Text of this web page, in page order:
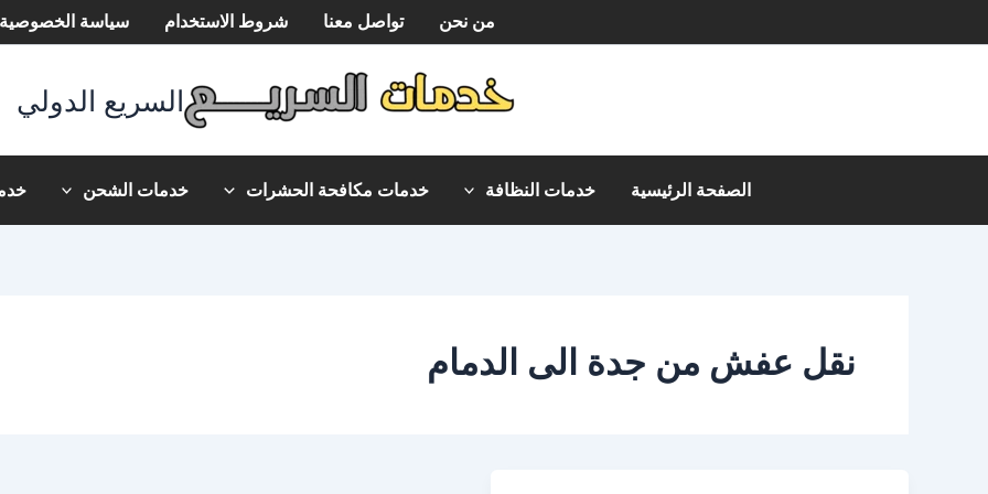
إلى
من نحن تواصل معنا شروط الاستخدام سياسة الخصوصية
السريع الدولي
الصفحة الرئيسية خدمات النظافة خدمات مكافحة الحشرات خدمات الشحن
نقل عفش من جدة الى الدمام